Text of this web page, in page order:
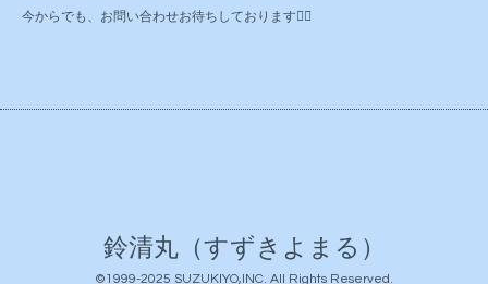
今からでも、お問い合わせお待ちしております🙇‍♂️
鈴清丸（すずきよまる）
©1999-2025 SUZUKIYO,INC. All Rights Reserved.